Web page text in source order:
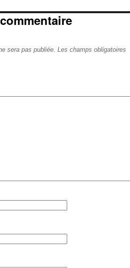
sera pas publiée. Les champs obligatoires